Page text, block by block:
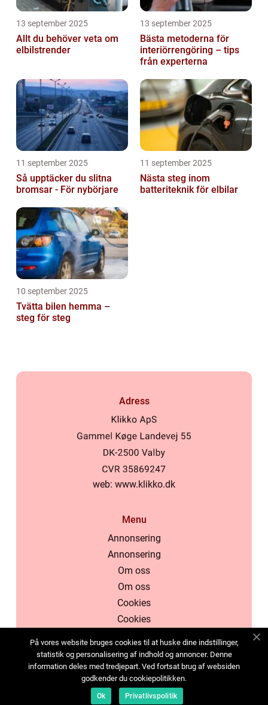
13 september 2025
Allt du behöver veta om
elbilstrender
13 september 2025
Bästa metoderna för
interiörrengöring – tips
från experterna
11 september 2025
Så upptäcker du slitna
bromsar - För nybörjare
11 september 2025
Nästa steg inom
batteriteknik för elbilar
10 september 2025
Tvätta bilen hemma –
steg för steg
Adress
web: www.klikko.dk
Menu
Annonsering
Annonsering
Om oss
Om oss
Cookies
Cookies
Kontakta oss
Sitemap
Sitemap
På vores website bruges cookies til at huske dine indstillinger,
statistik og personalisering af indhold og annoncer. Denne
information deles med tredjepart. Ved fortsat brug af websiden
godkender du cookiepolitikken.
Ok Privatlivspolitik